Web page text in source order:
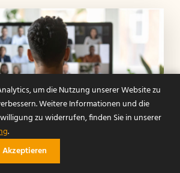
74182 Obersulm
07130 40 464-10
postfach@bitbetrieb.de
um die Nutzung unserer Website zu
Weitere Informationen und die
zu widerrufen, finden Sie in unserer
.
Akzeptieren